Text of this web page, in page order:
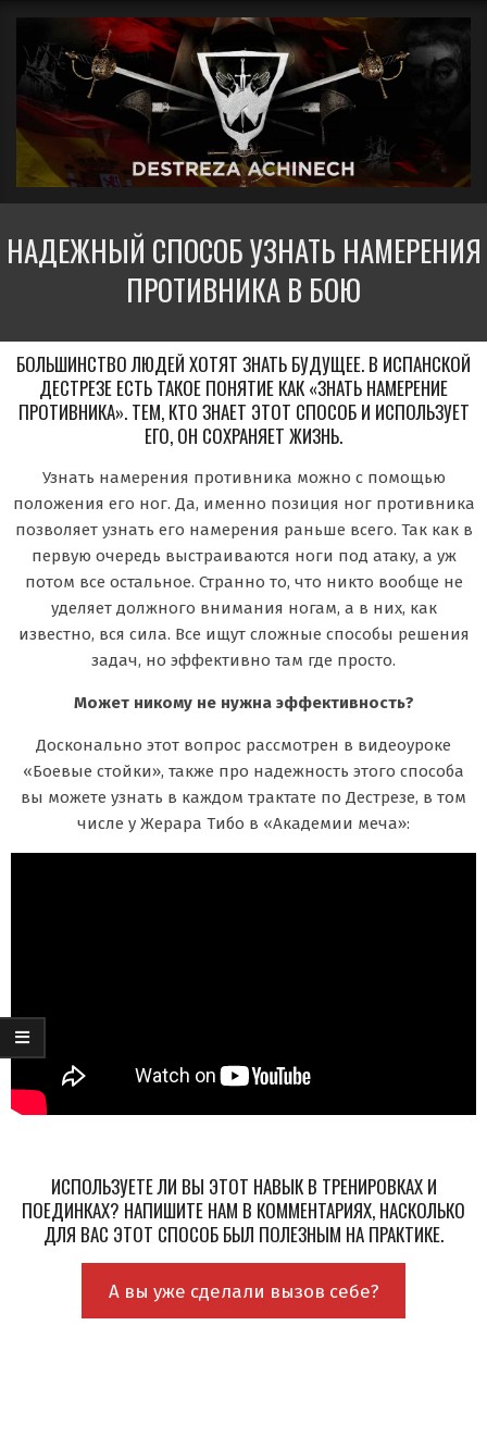
содержимому
меню
навигации
ДЕСТРЕЗА
АЧИНЕЧ
НАДЕЖНЫЙ СПОСОБ УЗНАТЬ НАМЕРЕНИЯ
ПРОТИВНИКА В БОЮ
БОЛЬШИНСТВО ЛЮДЕЙ ХОТЯТ ЗНАТЬ БУДУЩЕЕ. В ИСПАНСКОЙ
ДЕСТРЕЗЕ ЕСТЬ ТАКОЕ ПОНЯТИЕ КАК «ЗНАТЬ НАМЕРЕНИЕ
ПРОТИВНИКА». ТЕМ, КТО ЗНАЕТ ЭТОТ СПОСОБ И ИСПОЛЬЗУЕТ
ЕГО, ОН СОХРАНЯЕТ ЖИЗНЬ.
Узнать намерения противника можно с помощью
положения его ног. Да, именно позиция ног противника
позволяет узнать его намерения раньше всего. Так как в
первую очередь выстраиваются ноги под атаку, а уж
потом все остальное. Странно то, что никто вообще не
уделяет должного внимания ногам, а в них, как
известно, вся сила. Все ищут сложные способы решения
задач, но эффективно там где просто.
Может никому не нужна эффективность?
Досконально этот вопрос рассмотрен в видеоуроке
«Боевые стойки», также про надежность этого способа
вы можете узнать в каждом трактате по Дестрезе, в том
числе у Жерара Тибо в «Академии меча»:
ИСПОЛЬЗУЕТЕ ЛИ ВЫ ЭТОТ НАВЫК В ТРЕНИРОВКАХ И
ПОЕДИНКАХ? НАПИШИТЕ НАМ В КОММЕНТАРИЯХ, НАСКОЛЬКО
ДЛЯ ВАС ЭТОТ СПОСОБ БЫЛ ПОЛЕЗНЫМ НА ПРАКТИКЕ.
А вы уже сделали вызов себе?